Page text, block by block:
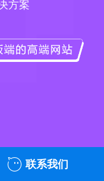
方案
联系我们